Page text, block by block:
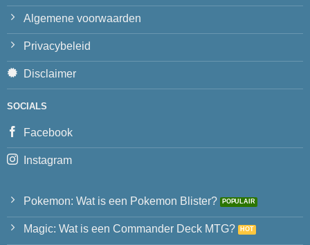
Algemene voorwaarden
Privacybeleid
Disclaimer
SOCIALS
Facebook
Instagram
Pokemon: Wat is een Pokemon Blister?
Magic: Wat is een Commander Deck MTG?